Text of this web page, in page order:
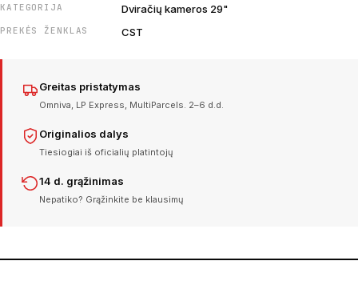
KATEGORIJA Dviračių kameros 29"
PREKĖS ŽENKLAS CST
Greitas pristatymas
Omniva, LP Express, MultiParcels. 2–6 d.d.
Originalios dalys
Tiesiogiai iš oficialių platintojų
14 d. grąžinimas
Nepatiko? Grąžinkite be klausimų